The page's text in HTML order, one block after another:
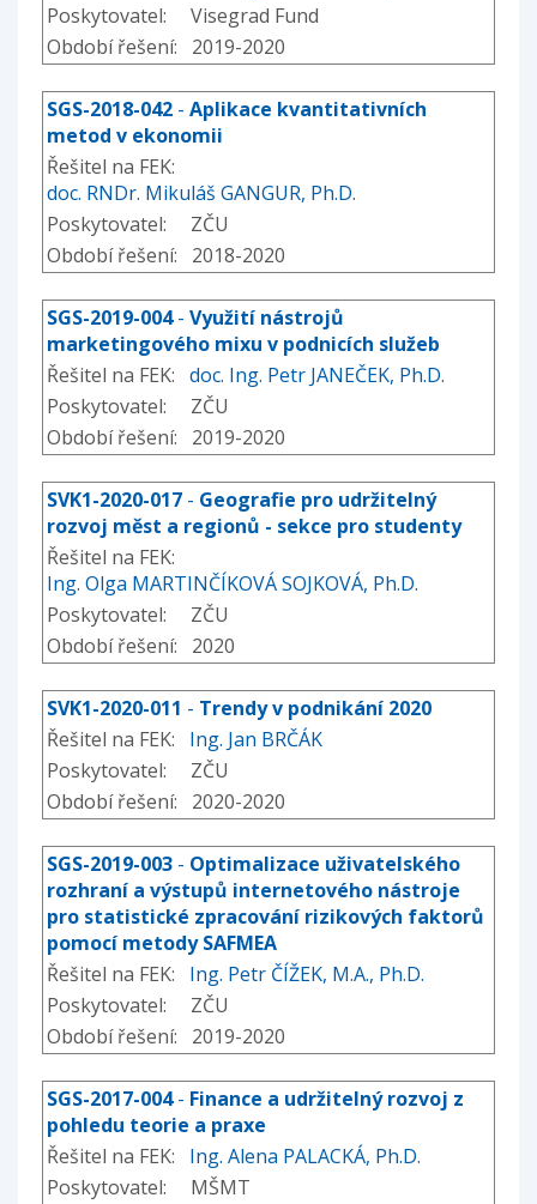
Poskytovatel: Visegrad Fund
Období řešení: 2019-2020
SGS-2018-042 - Aplikace kvantitativních
metod v ekonomii
Řešitel na FEK:
doc. RNDr. Mikuláš GANGUR, Ph.D.
Poskytovatel: ZČU
Období řešení: 2018-2020
SGS-2019-004- Využití nástrojů
marketingového mixu v podnicích služeb
Řešitel na FEK: doc. Ing. Petr JANEČEK, Ph.D.
Poskytovatel: ZČU
Období řešení: 2019-2020
SVK1-2020-017 - Geografie pro udržitelný
rozvoj měst a regionů - sekce pro studenty
Řešitel na FEK:
Ing. Olga MARTINČÍKOVÁ SOJKOVÁ, Ph.D.
Poskytovatel: ZČU
Období řešení: 2020
SVK1-2020-011 - Trendy v podnikání 2020
Řešitel na FEK: Ing. Jan BRČÁK
Poskytovatel: ZČU
Období řešení: 2020-2020
SGS-2019-003 - Optimalizace uživatelského
rozhraní a výstupů internetového nástroje
pro statistické zpracování rizikových faktorů
pomocí metody SAFMEA
Řešitel na FEK: Ing. Petr ČÍŽEK, M.A., Ph.D.
Poskytovatel: ZČU
Období řešení: 2019-2020
SGS-2017-004- Finance a udržitelný rozvoj z
pohledu teorie a praxe
Řešitel na FEK: Ing. Alena PALACKÁ, Ph.D.
Poskytovatel: MŠMT